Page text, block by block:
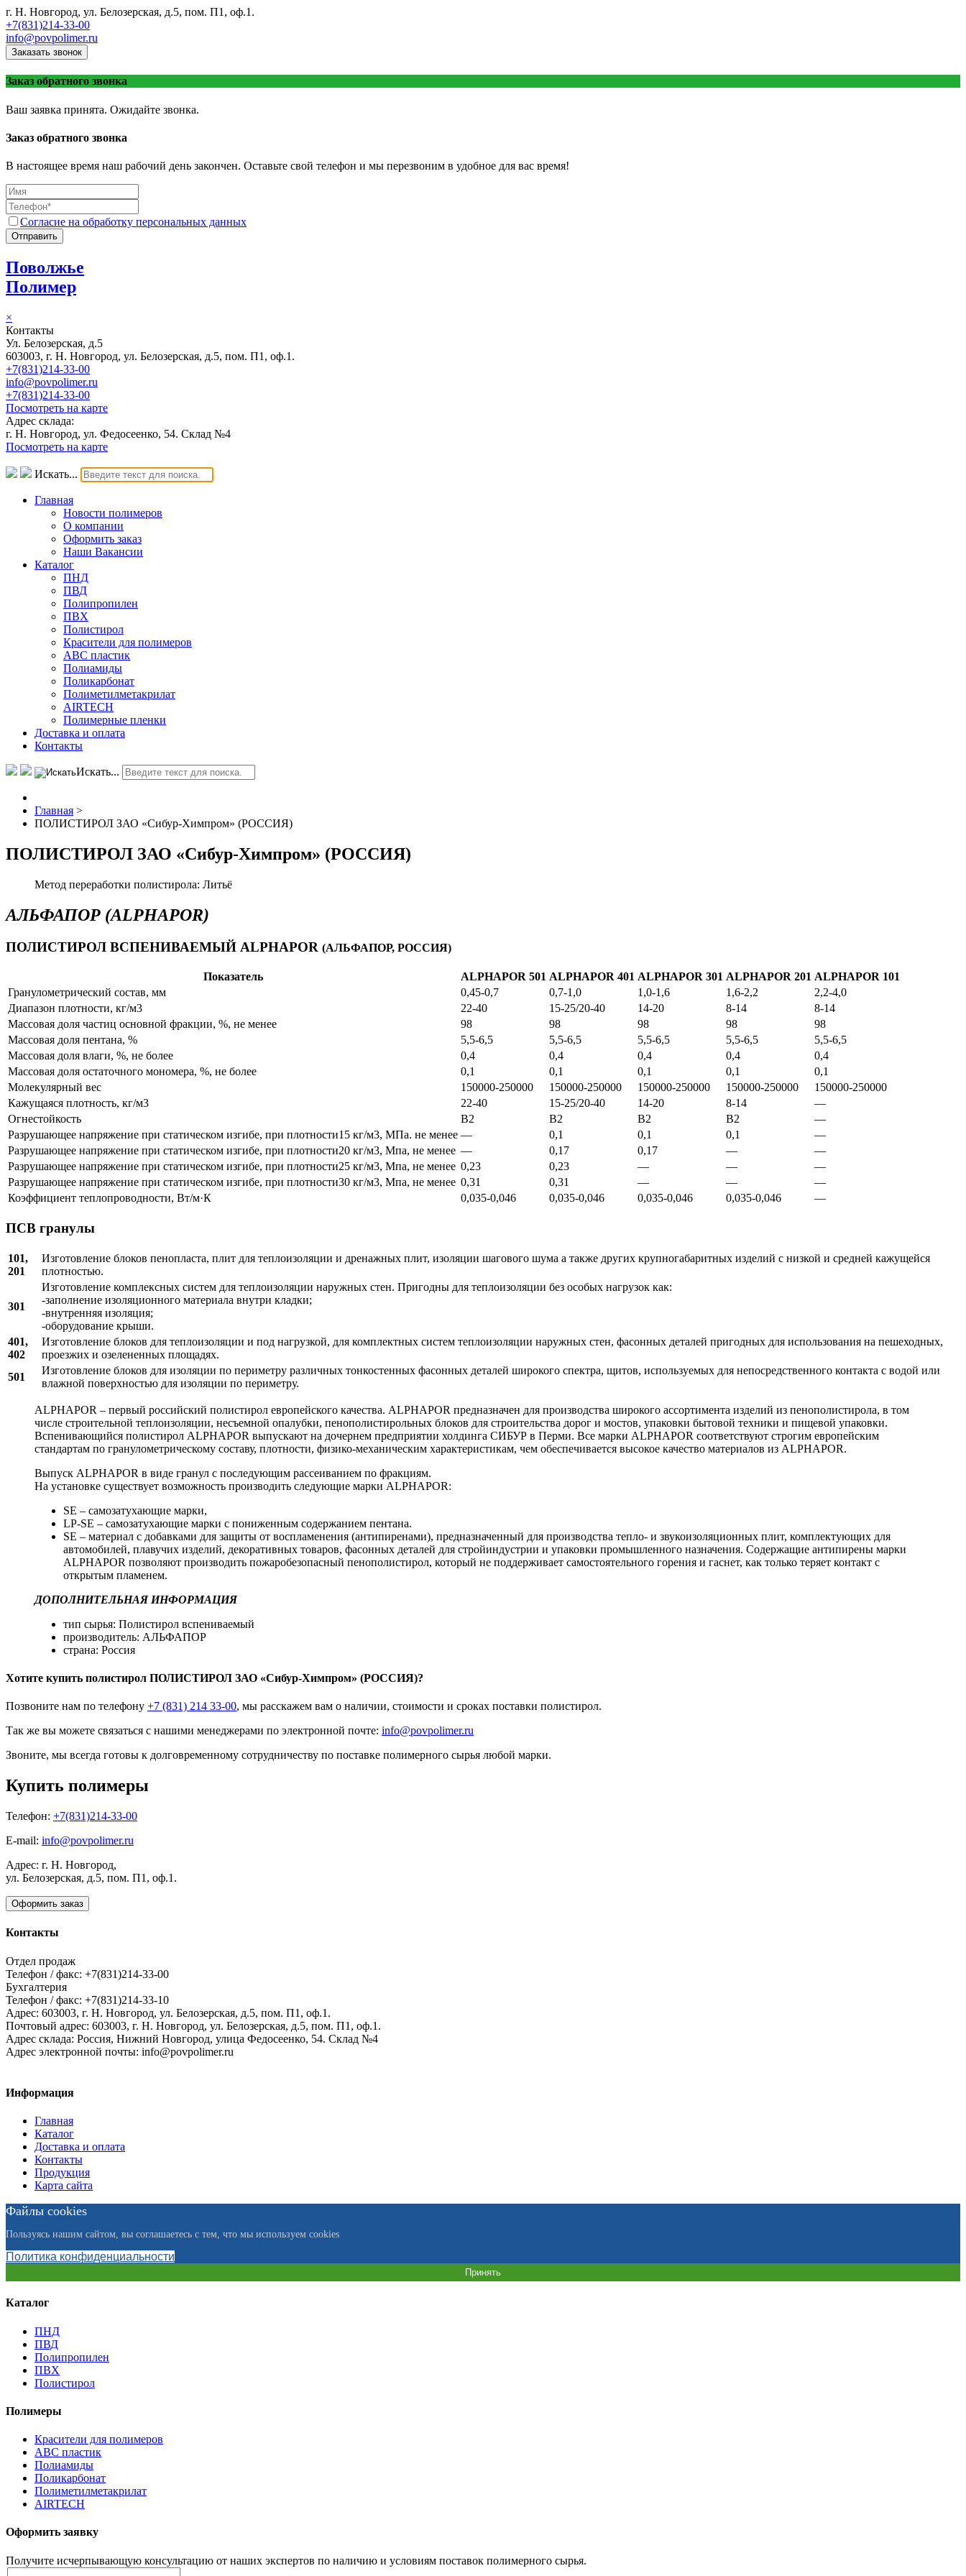
г. Н. Новгород, ул. Белозерская, д.5, пом. П1, оф.1.
+7(831)214-33-00
info@povpolimer.ru
Заказать звонок
Заказ обратного звонка
Ваш заявка принята. Ожидайте звонка.
Заказ обратного звонка
В настоящее время наш рабочий день закончен. Оставьте свой телефон и мы перезвоним в удобное для вас время!
Согласие на обработку персональных данных
Отправить
Поволжье
Полимер
×
Контакты
Ул. Белозерская, д.5
603003, г. Н. Новгород, ул. Белозерская, д.5, пом. П1, оф.1.
+7(831)214-33-00
info@povpolimer.ru
+7(831)214-33-00
Посмотреть на карте
Адрес склада:
г. Н. Новгород, ул. Федосеенко, 54. Склад №4
Посмотреть на карте
Искать...
Главная
Новости полимеров
О компании
Оформить заказ
Наши Вакансии
Каталог
ПНД
ПВД
Полипропилен
ПВХ
Полистирол
Красители для полимеров
АВС пластик
Полиамиды
Поликарбонат
Полиметилметакрилат
AIRTECH
Полимерные пленки
Доставка и оплата
Контакты
Искать...
Главная >
ПОЛИСТИРОЛ ЗАО «Сибур-Химпром» (РОССИЯ)
ПОЛИСТИРОЛ ЗАО «Сибур-Химпром» (РОССИЯ)
Метод переработки полистирола: Литьё
АЛЬФАПОР (ALPHAPOR)
ПОЛИСТИРОЛ ВСПЕНИВАЕМЫЙ ALPHAPOR (АЛЬФАПОР, РОССИЯ)
Показатель ALPHAPOR 501 ALPHAPOR 401 ALPHAPOR 301 ALPHAPOR 201 ALPHAPOR 101
Гранулометрический состав, мм
0,45-0,7 0,7-1,0 1,0-1,6 1,6-2,2
2,2-4,0
Диапазон плотности, кг/м3
22-40 15-25/20-40 14-20 8-14
8-14
Массовая доля частиц основной фракции, %, не менее
98 98 98 98
98
Массовая доля пентана, %
5,5-6,5 5,5-6,5 5,5-6,5 5,5-6,5
5,5-6,5
Массовая доля влаги, %, не более
0,4 0,4 0,4 0,4
0,4
Массовая доля остаточного мономера, %, не более
0,1 0,1 0,1 0,1
0,1
Молекулярный вес
150000-250000 150000-250000 150000-250000 150000-250000
150000-250000
Кажущаяся плотность, кг/м3
22-40 15-25/20-40 14-20 8-14
—
Огнестойкость
B2 B2 B2 B2
—
Разрушающее напряжение при статическом изгибе, при плотности15 кг/м3, МПа. не менее — 0,1 0,1 0,1
—
Разрушающее напряжение при статическом изгибе, при плотности20 кг/м3, Мпа, не менее — 0,17 0,17 —
—
Разрушающее напряжение при статическом изгибе, при плотности25 кг/м3, Мпа, не менее 0,23 0,23 — —
—
Разрушающее напряжение при статическом изгибе, при плотности30 кг/м3, Мпа, не менее 0,31 0,31 — —
—
Коэффициент теплопроводности, Вт/м·К
0,035-0,046 0,035-0,046 0,035-0,046 0,035-0,046 —
ПСВ гранулы
101,
201
Изготовление блоков пенопласта, плит для теплоизоляции и дренажных плит, изоляции шагового шума а также других крупногабаритных изделий с низкой и средней кажущейся
плотностью.
301
Изготовление комплексных систем для теплоизоляции наружных стен. Пригодны для теплоизоляции без особых нагрузок как:
-заполнение изоляционного материала внутри кладки;
-внутренняя изоляция;
-оборудование крыши.
401,
402
Изготовление блоков для теплоизоляции и под нагрузкой, для комплектных систем теплоизоляции наружных стен, фасонных деталей пригодных для использования на пешеходных,
проезжих и озелененных площадях.
501
Изготовление блоков для изоляции по периметру различных тонкостенных фасонных деталей широкого спектра, щитов, используемых для непосредственного контакта с водой или
влажной поверхностью для изоляции по периметру.
ALPHAPOR – первый российский полистирол европейского качества. ALPHAPOR предназначен для производства широкого ассортимента изделий из пенополистирола, в том
числе строительной теплоизоляции, несъемной опалубки, пенополистирольных блоков для строительства дорог и мостов, упаковки бытовой техники и пищевой упаковки.
Вспенивающийся полистирол ALPHAPOR выпускают на дочернем предприятии холдинга СИБУР в Перми. Все марки ALPHAPOR соответствуют строгим европейским
стандартам по гранулометрическому составу, плотности, физико-механическим характеристикам, чем обеспечивается высокое качество материалов из ALPHAPOR.
Выпуск ALPHAPOR в виде гранул с последующим рассеиванием по фракциям.
На установке существует возможность производить следующие марки ALPHAPOR:
SE – самозатухающие марки,
LP-SE – самозатухающие марки с пониженным содержанием пентана.
SЕ – материал с добавками для защиты от воспламенения (антипиренами), предназначенный для производства тепло- и звукоизоляционных плит, комплектующих для
автомобилей, плавучих изделий, декоративных товаров, фасонных деталей для стройиндустрии и упаковки промышленного назначения. Содержащие антипирены марки
ALPHAPOR позволяют производить пожаробезопасный пенополистирол, который не поддерживает самостоятельного горения и гаснет, как только теряет контакт с
открытым пламенем.
ДОПОЛНИТЕЛЬНАЯ ИНФОРМАЦИЯ
тип сырья: Полистирол вспениваемый
производитель: АЛЬФАПОР
страна: Россия
Хотите купить полистирол ПОЛИСТИРОЛ ЗАО «Сибур-Химпром» (РОССИЯ)?
Позвоните нам по телефону +7 (831) 214 33-00, мы расскажем вам о наличии, стоимости и сроках поставки полистирол.
Так же вы можете связаться с нашими менеджерами по электронной почте: info@povpolimer.ru
Звоните, мы всегда готовы к долговременному сотрудничеству по поставке полимерного сырья любой марки.
Купить полимеры
Телефон: +7(831)214-33-00
E-mail: info@povpolimer.ru
Адрес: г. Н. Новгород,
ул. Белозерская, д.5, пом. П1, оф.1.
Оформить заказ
Контакты
Отдел продаж
Телефон / факс: +7(831)214-33-00
Бухгалтерия
Телефон / факс: +7(831)214-33-10
Адрес: 603003, г. Н. Новгород, ул. Белозерская, д.5, пом. П1, оф.1.
Почтовый адрес: 603003, г. Н. Новгород, ул. Белозерская, д.5, пом. П1, оф.1.
Адрес склада: Россия, Нижний Новгород, улица Федосеенко, 54. Склад №4
Адрес электронной почты: info@povpolimer.ru
Информация
Главная
Каталог
Доставка и оплата
Контакты
Продукция
Карта сайта
Файлы cookies
Пользуясь нашим сайтом, вы соглашаетесь с тем, что мы используем cookies
Политика конфиденциальности
Принять
Каталог
ПНД
ПВД
Полипропилен
ПВХ
Полистирол
Полимеры
Красители для полимеров
АВС пластик
Полиамиды
Поликарбонат
Полиметилметакрилат
AIRTECH
Оформить заявку
Получите исчерпывающую консультацию от наших экспертов по наличию и условиям поставок полимерного сырья.